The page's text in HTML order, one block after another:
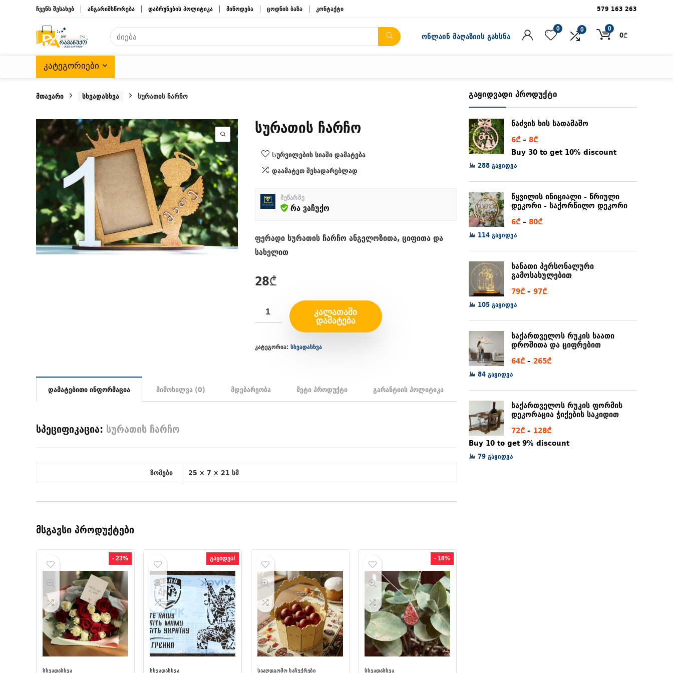
ჩვენს შესახებ ანგარიშსწორება დაბრუნების პოლიტიკა მიწოდება ცოდნის ბაზა კონტაქტი 579 163 263
ონლაინ მაღაზიის გახსნა
0 0 0
0₾
ᲙᲐᲢᲔᲒᲝᲠᲘᲔᲑᲘ
მთავარი სხვადასხვა სურათის ჩარჩო
სურათის ჩარჩო
Სურვილების სიაში დამატება
დაამატეთ შესადარებლად
მეწარმე
რა ვაჩუქო
ფერადი სურათის ჩარჩო ანგელოზითა, ციფითა და
სახელით
28₾
ᲙᲐᲚᲐᲗᲐᲨᲘ
ᲓᲐᲛᲐᲢᲔᲑᲐ
კატეგორია: სხვადასხვა
დამატებითი ინფორმაცია მიმოხილვა (0) მდებარეობა მეტი პროდუქტი გარანტიის პოლიტიკა
სპეციფიკაცია: სურათის ჩარჩო
ზომები 25 × 7 × 21 სმ
მსგავსი პროდუქტები
- 23%
ᲡᲮᲕᲐᲓᲐᲡᲮᲕᲐ
გაყიდვა!
ᲡᲮᲕᲐᲓᲐᲡᲮᲕᲐ ᲡᲐᲐᲦᲓᲒᲝᲛᲝ ᲡᲐᲩᲣᲥᲠᲔᲑᲘ
- 18%
ᲡᲮᲕᲐᲓᲐᲡᲮᲕᲐ
გაყიდვადი პროდუქტი
ნაძვის ხის სათამაშო
6₾ – 8₾Price
range:
Buy 30 to get 10% discount
288 გაყიდვა
წყვილის ინიციალი - წრიული
დეკორი - საქორწილო დეკორი
6₾ – 80₾Price
through
80₾
114 გაყიდვა
სანათი პერსონალური
გამოსახულებით
79₾ – 97₾Price
through
97₾
105 გაყიდვა
საქართველოს რუკის საათი
დროშითა და ციფრებით
64₾ – 265₾Price
through
265₾
84 გაყიდვა
საქართველოს რუკის ფორმის
დეკორაცია ჭიქების საკიდით
72₾ – 128₾Price
range:
Buy 10 to get 9% discount
79 გაყიდვა